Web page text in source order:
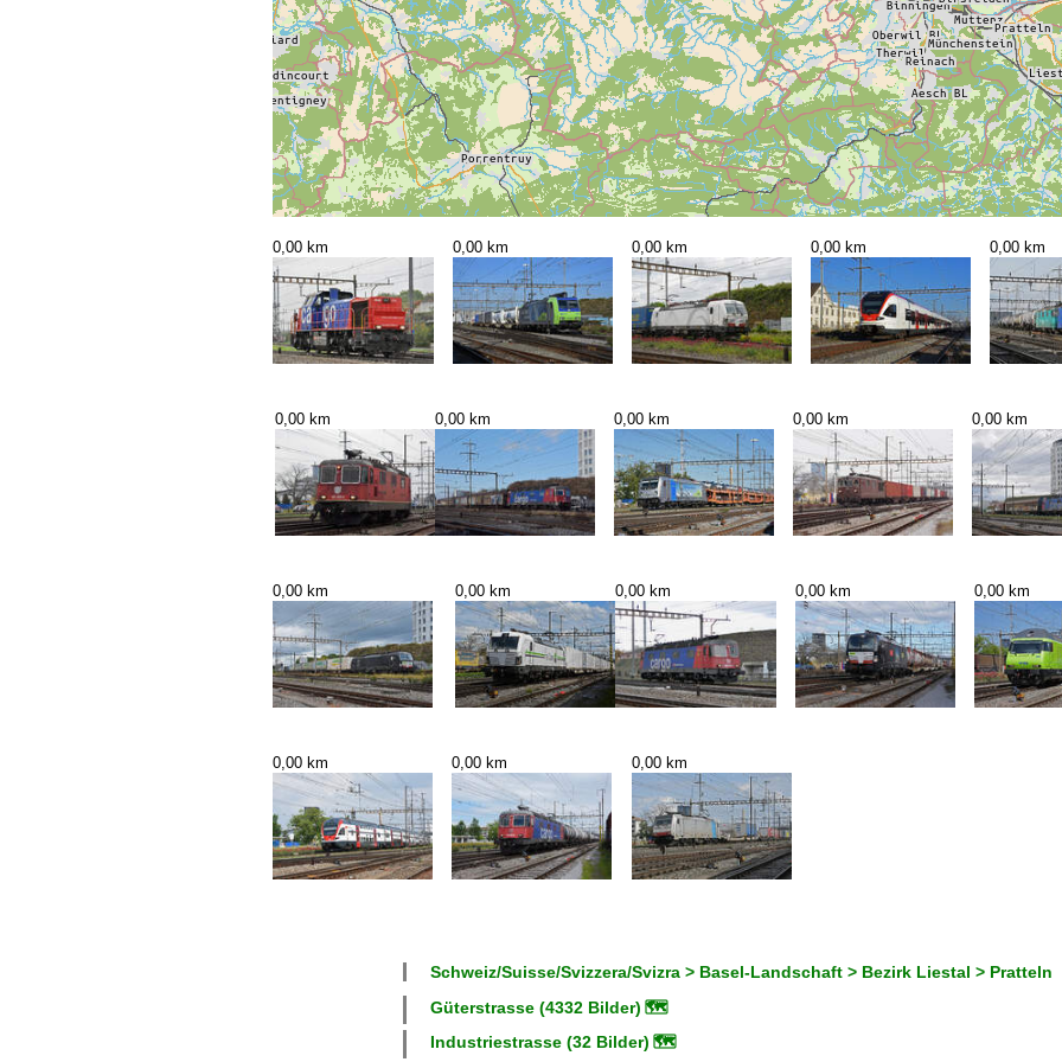
0,00 km 0,00 km 0,00 km 0,00 km 0,00 km
0,00 km 0,00 km 0,00 km 0,00 km 0,00 km
0,00 km 0,00 km 0,00 km 0,00 km 0,00 km
0,00 km 0,00 km 0,00 km
Schweiz/Suisse/Svizzera/Svizra > Basel-Landschaft > Bezirk Liestal > Pratteln
Güterstrasse (4332 Bilder) 🗺
Industriestrasse (32 Bilder) 🗺